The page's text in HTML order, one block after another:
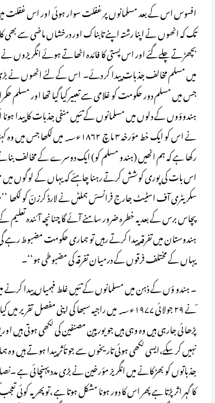
افسوس اس کے بعد مسلمانوں پر ٖغفلت سوار ہوئی اور اس غفلت
تک کہ انھوں نے اپنا رشتہ اپنے تابناک اور درخشاں ماضی سے بھی
بچھڑتے چلے گئے اور اس پستی کا فائدہ اٹھاتے ہوئے
میں مسلم مخالف جذبات پیدا کر دئے۔ اس کے لئے انھوں نے
جس میں مسلم دور حکومت کو غلامی سے تعبیر کیا گیا تھا اور مسلم
ہندوؤوں کے دلوں میں مسلمانوں کے تئیں منفی جذبات کا پیدا
نے اس کو ایک خط مؤرخہ ۳
رکھا ہے کہ ہم انھیں (ہندو مسلم کو) ایک دوسرے کے مخالف
سکریٹری آف اسٹیٹ جارج فرانسسؔ ہملٹں نے لارڈ کرزنؔ کو لکھا
پچاس برس کے بعد یہ خطرہ ضرور سامنے آئے گا چنانچہ آئندہ
ہندوستان میں تفرقہ پیدا کرتے رہیں تو ہماری حکومت مضبوط
یہاں کے مختلف فرقوں کے درمیان تفرقہ کی مضبوطی ہو‘‘۔
۔ ہندو ؤں کے ذہن میں مسلمانوں کے تئیں غلط فہمیاں پیدا
ؔنے ۲۹ جولائی ۱۹۷۷ء؁ میں راجیہ سبھا کی اپنی
پڑھائی جارہی ہیں وہ وہی ہیں جو یورپین مصنفین کی لکھی ہوتی
نہیں کر سکے،ایسی لکھی ہوئی تاریخوں سے جو تأثر پیدا ہوتے ہیں
جذباتوں کو بھڑکانے میں انگریز مؤرخین نے بڑی مدد پہنچائی ہے
کا گہر اثر پڑتا ہے پھر اس کا دور ہونا مشکل ہوتا ہے ،توپھر یہ